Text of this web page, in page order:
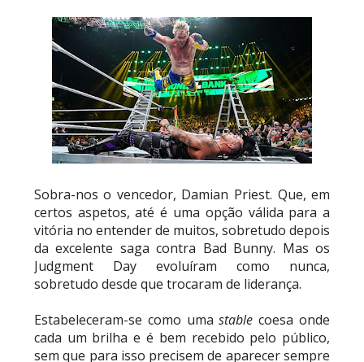
Sobra-nos o vencedor, Damian Priest. Que, em
certos aspetos, até é uma opção válida para a
vitória no entender de muitos, sobretudo depois
da excelente saga contra Bad Bunny. Mas os
Judgment Day evoluíram como nunca,
sobretudo desde que trocaram de liderança.
Estabeleceram-se como umastablecoesa onde
cada um brilha e é bem recebido pelo público,
sem que para isso precisem de aparecer sempre